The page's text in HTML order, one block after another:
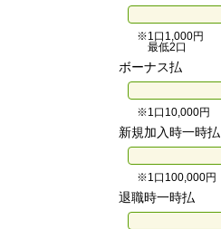
※1口1,000円
最低2口
ボーナス払
※1口10,000円
新規加入時一時払
※1口100,000円
退職時一時払